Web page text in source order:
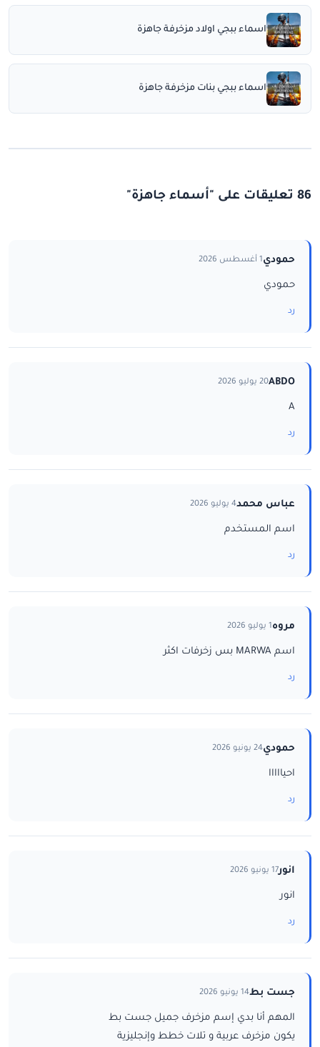
اسماء ببجي اولاد مزخرفة جاهزة
اسماء ببجي بنات مزخرفة جاهزة
86 تعليقات على "أسماء جاهزة"
حمودي1 أغسطس 2026
حمودي
رد
ABDO20 يوليو 2026
A
رد
عباس محمد4 يوليو 2026
اسم المستخدم
رد
مروه1 يوليو 2026
اسم MARWA بس زخرفات اكثر
رد
حمودي24 يونيو 2026
احيااااا
رد
انور17 يونيو 2026
انور
رد
جست بط14 يونيو 2026
المهم أنا بدي إسم مزخرف جميل جست بط
يكون مزخرف عربية و تلات خطط وإنجليزية